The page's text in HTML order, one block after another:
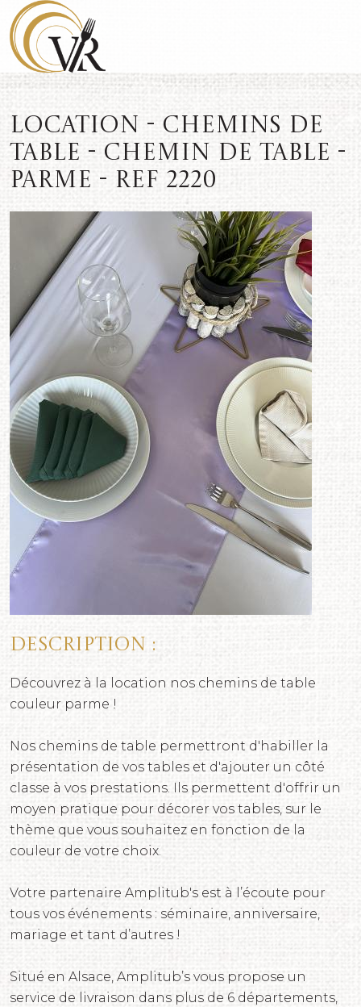
Location - Chemins de
table - Chemin de table -
Parme - REF 2220
Description :
Découvrez à la location nos chemins de table
couleur parme !
Nos chemins de table permettront d'habiller la
présentation de vos tables et d'ajouter un côté
classe à vos prestations. Ils permettent d'offrir un
moyen pratique pour décorer vos tables, sur le
thème que vous souhaitez en fonction de la
couleur de votre choix.
Votre partenaire Amplitub's est à l’écoute pour
tous vos événements : séminaire, anniversaire,
mariage et tant d’autres !
Situé en Alsace, Amplitub’s vous propose un
service de livraison dans plus de 6 départements,